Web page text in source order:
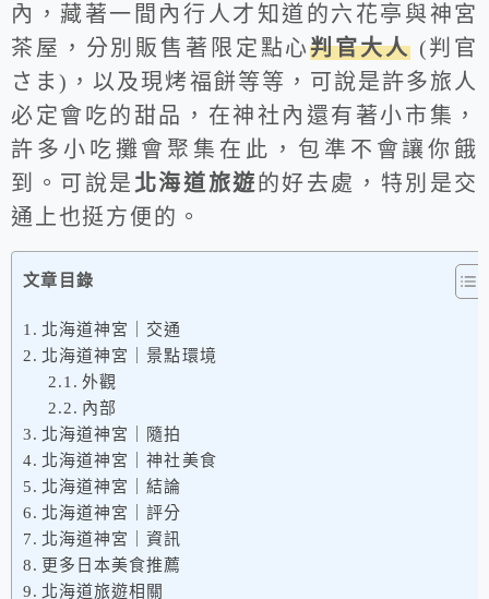
內，藏著一間內行人才知道的六花亭與神宮
茶屋，分別販售著限定點心判官大人(判官
さま)，以及現烤福餅等等，可說是許多旅人
必定會吃的甜品，在神社內還有著小市集，
許多小吃攤會聚集在此，包準不會讓你餓
到。可說是 北海道旅遊的好去處，特別是交
通上也挺方便的。
文章目錄
北海道神宮｜交通
北海道神宮｜景點環境
外觀
內部
北海道神宮｜隨拍
北海道神宮｜神社美食
北海道神宮｜結論
北海道神宮｜評分
北海道神宮｜資訊
更多日本美食推薦
北海道旅遊相關